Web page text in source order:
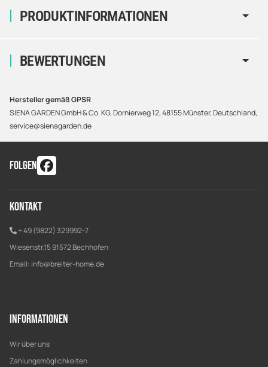
PRODUKTINFORMATIONEN
BEWERTUNGEN
Hersteller gemäß GPSR
SIENA GARDEN GmbH & Co. KG, Dornierweg 12, 48155 Münster, Deutschland,
service@sienagarden.de
FOLGEN
Kontakt
+ 49 (9822) 329992-7
Wiesenstr.15 91572 Bechhofen
Email: info@breiter-home.de
Informationen
Wir über uns
Zahlungsmöglichkeiten